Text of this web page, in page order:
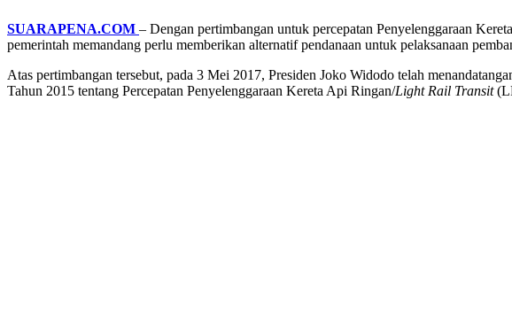
SUARAPENA.COM – Dengan pertimbangan untuk percepatan Penyelenggaraan
pemerintah memandang perlu memberikan alternatif pendanaan untuk pelaksanaan
Atas pertimbangan tersebut, pada 3 Mei 2017, Presiden Joko Widodo telah
Tahun 2015 tentang Percepatan Penyelenggaraan Kereta Api Ringan/Light Rail Transit